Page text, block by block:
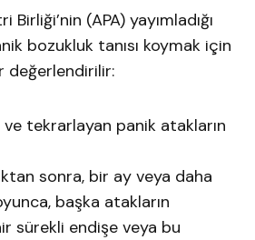
(APA) yayımladığı
bozukluk tanısı koymak için
değerlendirilir:​
ve tekrarlayan panik atakların
sonra, bir ay veya daha
başka atakların
sürekli endişe veya bu